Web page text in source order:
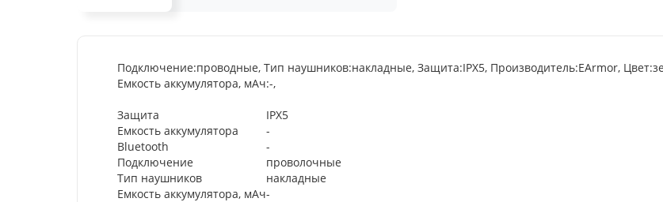
Подключение:проводные, Тип наушников:накладные, Защита:IPX5, Производитель:EArmor,
Емкость аккумулятора, мАч:-,
Защита
IPX5
Емкость аккумулятора
-
Bluetooth
-
Подключение
проволочные
Тип наушников
накладные
Емкость аккумулятора, мАч-